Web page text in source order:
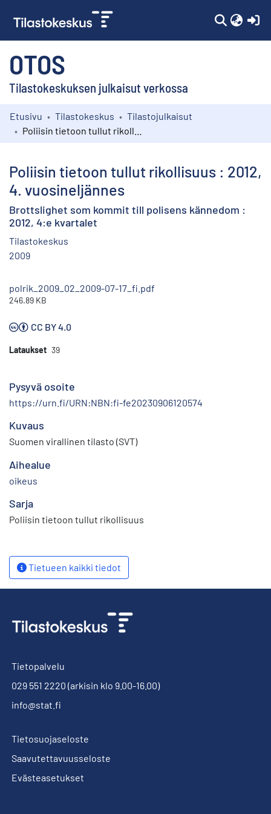
OTOS
Tilastokeskuksen julkaisut verkossa
Kokoelmat
Etusivu Tilastokeskus
Tilastojulkaisut
Poliisin tietoon tullut rikollisuus : 2012,
4. vuosineljännes
Brottslighet som kommit till polisens kännedom :
2012, 4:e kvartalet
Tilastokeskus
2009
polrik_2009_02_2009-07-17_fi.pdf
246.89 KB
CC BY 4.0
Lataukset 39
Pysyvä osoite
https://urn.fi/URN:NBN:fi-fe20230906120574
Kuvaus
Suomen virallinen tilasto (SVT)
Aihealue
oikeus
Sarja
Poliisin tietoon tullut rikollisuus
Tietueen kaikki tiedot
Tietopalvelu
029 551 2220 (arkisin klo 9.00-16.00)
info@stat.fi
Tietosuojaseloste
Saavutettavuusseloste
Evästeasetukset